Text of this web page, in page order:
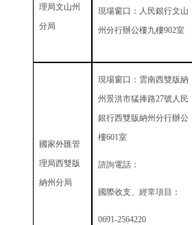
理局文山州
分局
現場窗口：人民銀行文山
州分行辦公樓九樓902室
國家外匯管
理局西雙版
納州分局
現場窗口：雲南西雙版納
州景洪市猛捧路27號人民
銀行西雙版納州分行辦公
樓601室
諮詢電話：
國際收支、經常項目：
0691-2564220